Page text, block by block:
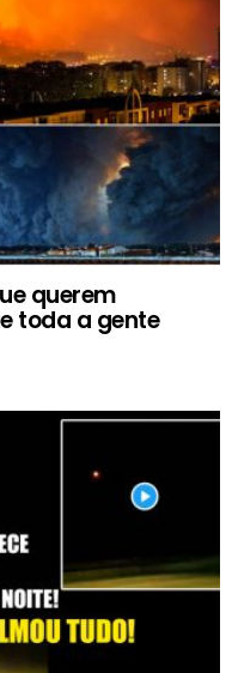
querem
toda a gente